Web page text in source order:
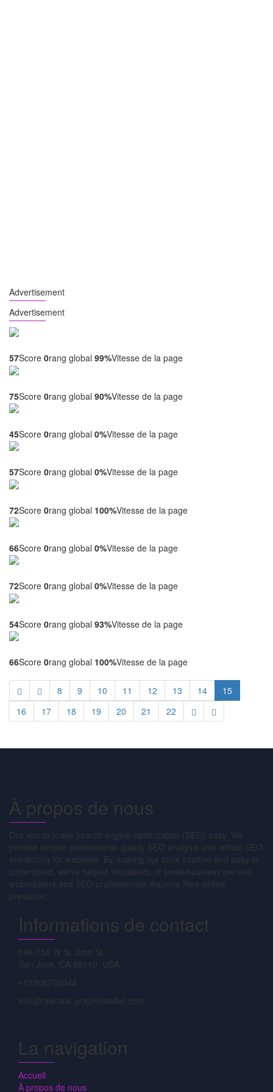
Advertisement
Advertisement
57Score 0rang global 99%Vitesse de la page
75Score 0rang global 90%Vitesse de la page
45Score 0rang global 0%Vitesse de la page
57Score 0rang global 0%Vitesse de la page
72Score 0rang global 100%Vitesse de la page
66Score 0rang global 0%Vitesse de la page
72Score 0rang global 0%Vitesse de la page
54Score 0rang global 93%Vitesse de la page
66Score 0rang global 100%Vitesse de la page
8 9 10 11 12 13 14
15
16
17 18 19 20 21 22
À propos de nous
Our aim to make search engine optimization (SEO) easy. We
provide simple, professional-quality SEO analysis and critical SEO
monitoring for websites. By making our tools intuitive and easy to
understand, we've helped thousands of small-business owners,
webmasters and SEO professionals improve their online
presence.
Informations de contact
198-150 W St John St,
San Jose, CA 95110, USA
+13308702044
info@rawrank.graphicwallet.com
La navigation
Accueil
À propos de nous